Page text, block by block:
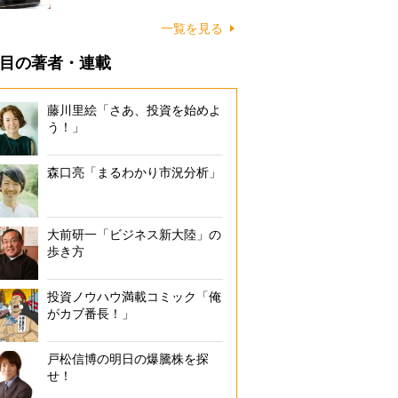
一覧を見る
の著者・連載
藤川里絵「さあ、投資を始めよ
う！」
森口亮「まるわかり市況分析」
大前研一「ビジネス新大陸」の
歩き方
投資ノウハウ満載コミック「俺
がカブ番長！」
戸松信博の明日の爆騰株を探
せ！